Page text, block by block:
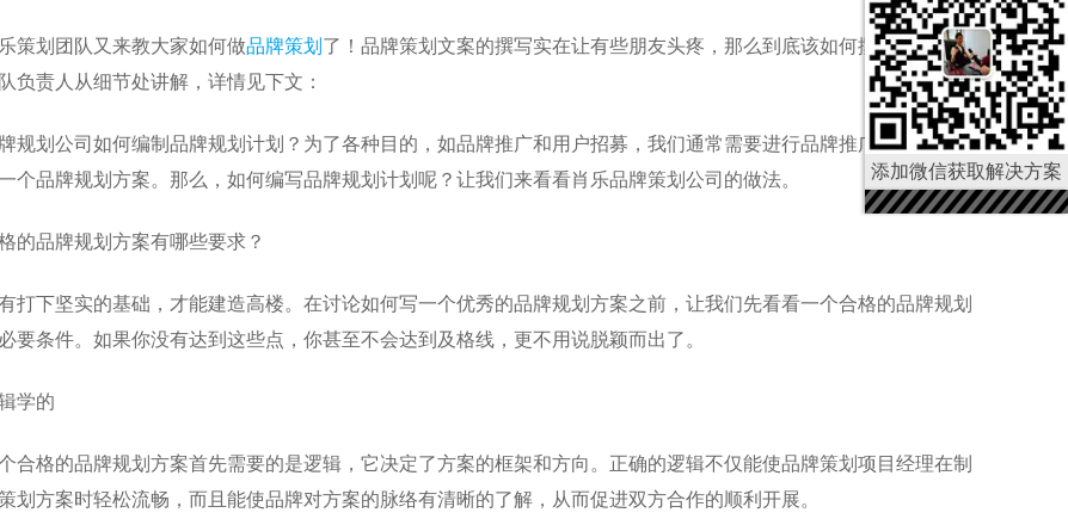
策划团队又来教大家如何做品牌策划 了！品牌策划文案的撰写实在让有些朋友头疼，那么到底该如何撰写呢？肖乐
负责人从细节处讲解，详情见下文：
规划公司如何编制品牌规划计划？为了各种目的，如品牌推广和用户招募，我们通常需要进行品牌推广，并为此目
个品牌规划方案。那么，如何编写品牌规划计划呢？让我们来看看肖乐品牌策划公司的做法。
的品牌规划方案有哪些要求？
打下坚实的基础，才能建造高楼。在讨论如何写一个优秀的品牌规划方案之前，让我们先看看一个合格的品牌规划
要条件。如果你没有达到这些点，你甚至不会达到及格线，更不用说脱颖而出了。
学的
合格的品牌规划方案首先需要的是逻辑，它决定了方案的框架和方向。正确的逻辑不仅能使品牌策划项目经理在制
划方案时轻松流畅，而且能使品牌对方案的脉络有清晰的了解，从而促进双方合作的顺利开展。
添加微信获取解决方案